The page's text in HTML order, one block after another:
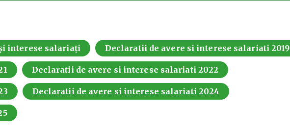
interese salariați Declaratii de avere si interese salariati 2019
Declaratii de avere si interese salariati 2022
Declaratii de avere si interese salariati 2024